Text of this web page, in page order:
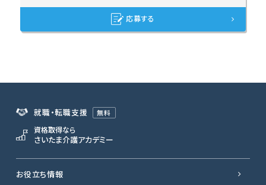
応募する
就職・転職支援 無料
資格取得なら
さいたま介護アカデミー
お役立ち情報